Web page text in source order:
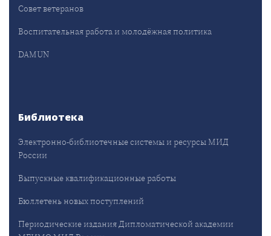
Совет ветеранов
Воспитательная работа и молодёжная политика
DAMUN
Библиотека
Электронно-библиотечные системы и ресурсы МИД
России
Выпускные квалификационные работы
Бюллетень новых поступлений
Периодические издания Дипломатической академии